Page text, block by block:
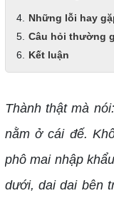
Những lỗi hay
Câu hỏi thường
Kết luận
Thành thật mà
nằm ở cái đế.
phô mai nhập
dưới, dai dai bên